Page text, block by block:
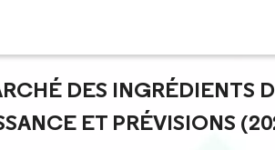
DES INGRÉDIENTS
ET PRÉVISIONS